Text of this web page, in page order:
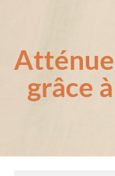
grâce